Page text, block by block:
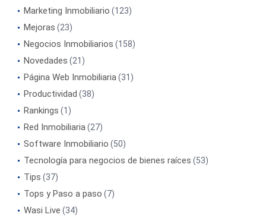
Marketing Inmobiliario (123)
Mejoras (23)
Negocios Inmobiliarios (158)
Novedades (21)
Página Web Inmobiliaria(31)
Productividad (38)
Rankings (1)
Red Inmobiliaria(27)
Software Inmobiliario (50)
Tecnología para negocios de bienes raíces (53)
Tips (37)
Tops y Paso a paso (7)
Wasi Live (34)